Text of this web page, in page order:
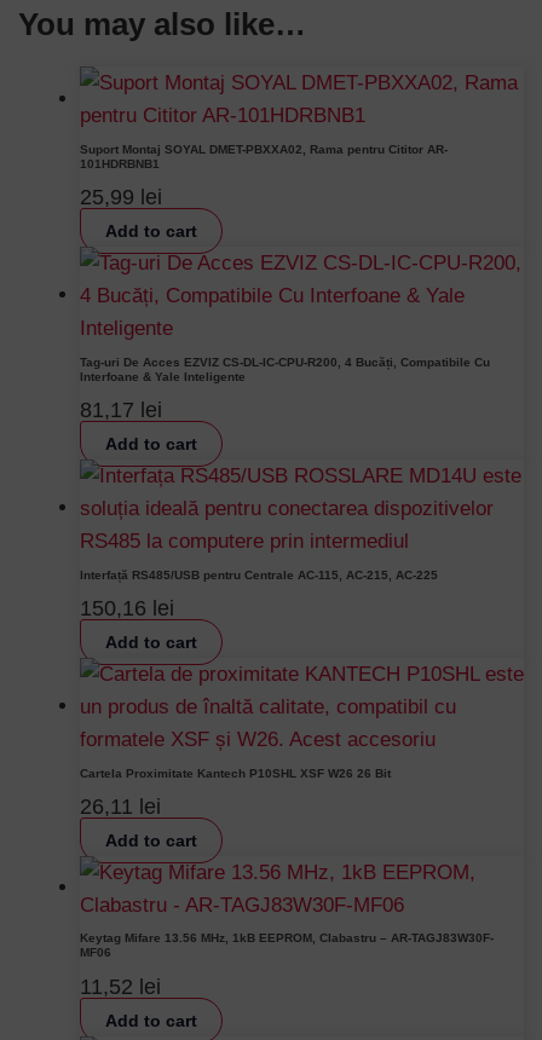
You may also like…
Suport Montaj SOYAL DMET-PBXXA02, Rama pentru Cititor AR-
101HDRBNB1
25,99 lei
Add to cart
Tag-uri De Acces EZVIZ CS-DL-IC-CPU-R200, 4 Bucăți, Compatibile Cu
Interfoane & Yale Inteligente
81,17 lei
Add to cart
Interfață RS485/USB pentru Centrale AC-115, AC-215, AC-225
150,16 lei
Add to cart
Cartela Proximitate Kantech P10SHL XSF W26 26 Bit
26,11 lei
Add to cart
Keytag Mifare 13.56 MHz, 1kB EEPROM, Clabastru – AR-TAGJ83W30F-
MF06
11,52 lei
Add to cart